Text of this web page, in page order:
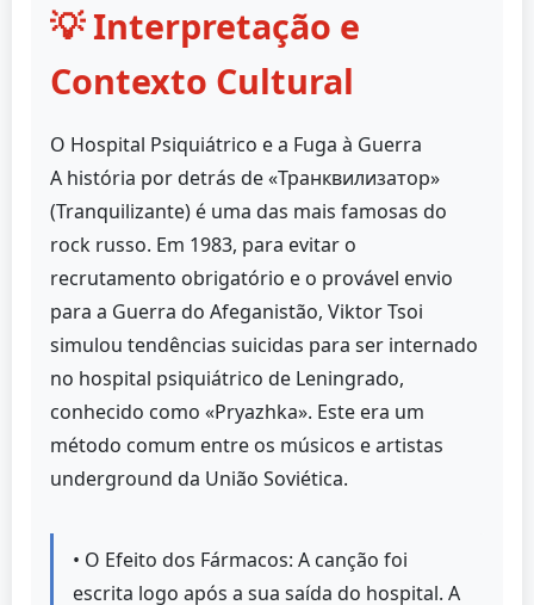
💡 Interpretação e
Contexto Cultural
O Hospital Psiquiátrico e a Fuga à Guerra
A história por detrás de «Транквилизатор»
(Tranquilizante) é uma das mais famosas do
rock russo. Em 1983, para evitar o
recrutamento obrigatório e o provável envio
para a Guerra do Afeganistão, Viktor Tsoi
simulou tendências suicidas para ser internado
no hospital psiquiátrico de Leningrado,
conhecido como «Pryazhka». Este era um
método comum entre os músicos e artistas
underground da União Soviética.
• O Efeito dos Fármacos: A canção foi
escrita logo após a sua saída do hospital. A